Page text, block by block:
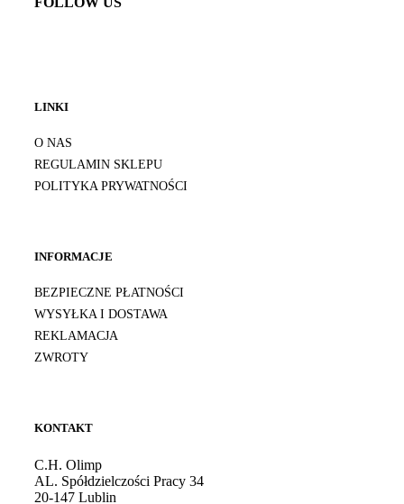
LINKI
O NAS
REGULAMIN SKLEPU
POLITYKA PRYWATNOŚCI
INFORMACJE
BEZPIECZNE PŁATNOŚCI
WYSYŁKA I DOSTAWA
REKLAMACJA
ZWROTY
KONTAKT
C.H. Olimp
AL. Spółdzielczości Pracy 34
20-147 Lublin